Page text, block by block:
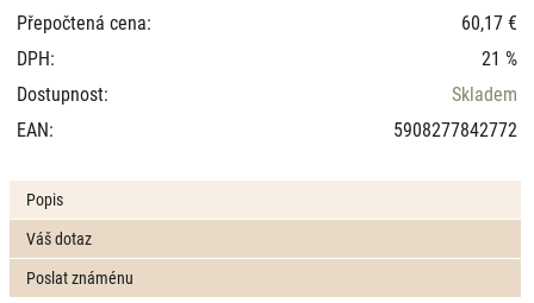
Přepočtená cena:
60,17 €
DPH:
21 %
Dostupnost:
Skladem
EAN:
5908277842772
Popis
Váš dotaz
Poslat známénu